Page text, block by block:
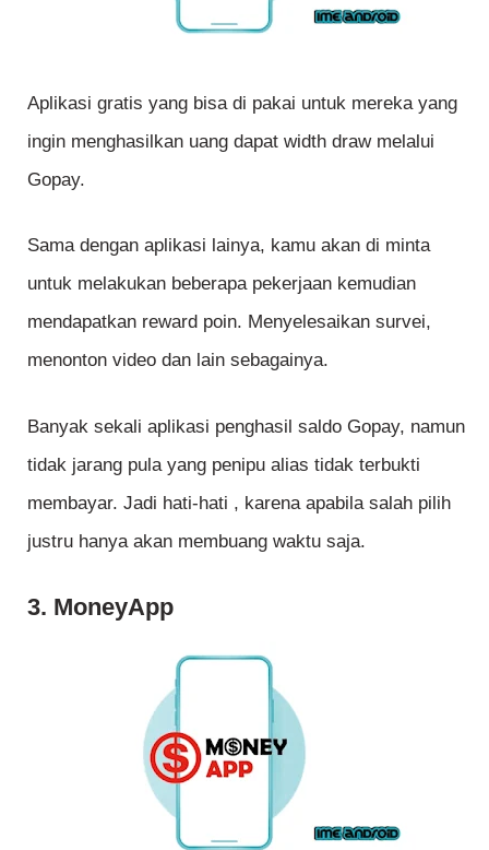
Aplikasi gratis yang bisa di pakai untuk mereka yang
ingin menghasilkan uang dapat width draw melalui
Gopay.
Sama dengan aplikasi lainya, kamu akan di minta
untuk melakukan beberapa pekerjaan kemudian
mendapatkan reward poin. Menyelesaikan survei,
menonton video dan lain sebagainya.
Banyak sekali aplikasi penghasil saldo Gopay, namun
tidak jarang pula yang penipu alias tidak terbukti
membayar. Jadi hati-hati , karena apabila salah pilih
justru hanya akan membuang waktu saja.
3. MoneyApp